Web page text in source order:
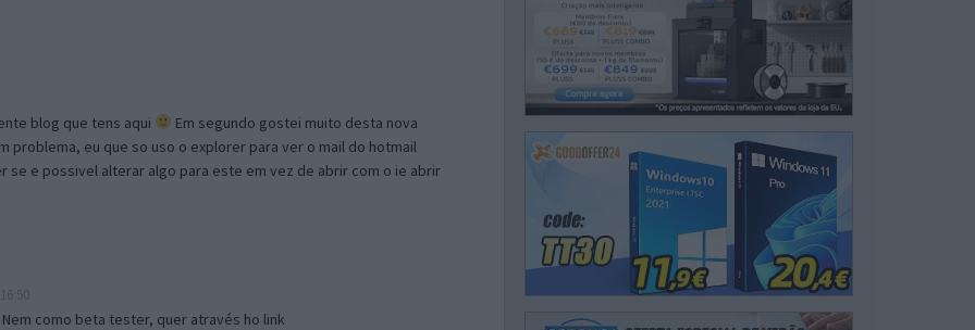
blog que tens aqui
Em segundo gostei muito desta nova
problema, eu que so uso o explorer para ver o mail do hotmail
se e possivel alterar algo para este em vez de abrir com o ie abrir
como beta tester, quer através ho link